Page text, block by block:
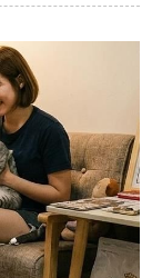
站「美河
最親民。陳
購屋族仍需
度等潛在問
到兼具增值